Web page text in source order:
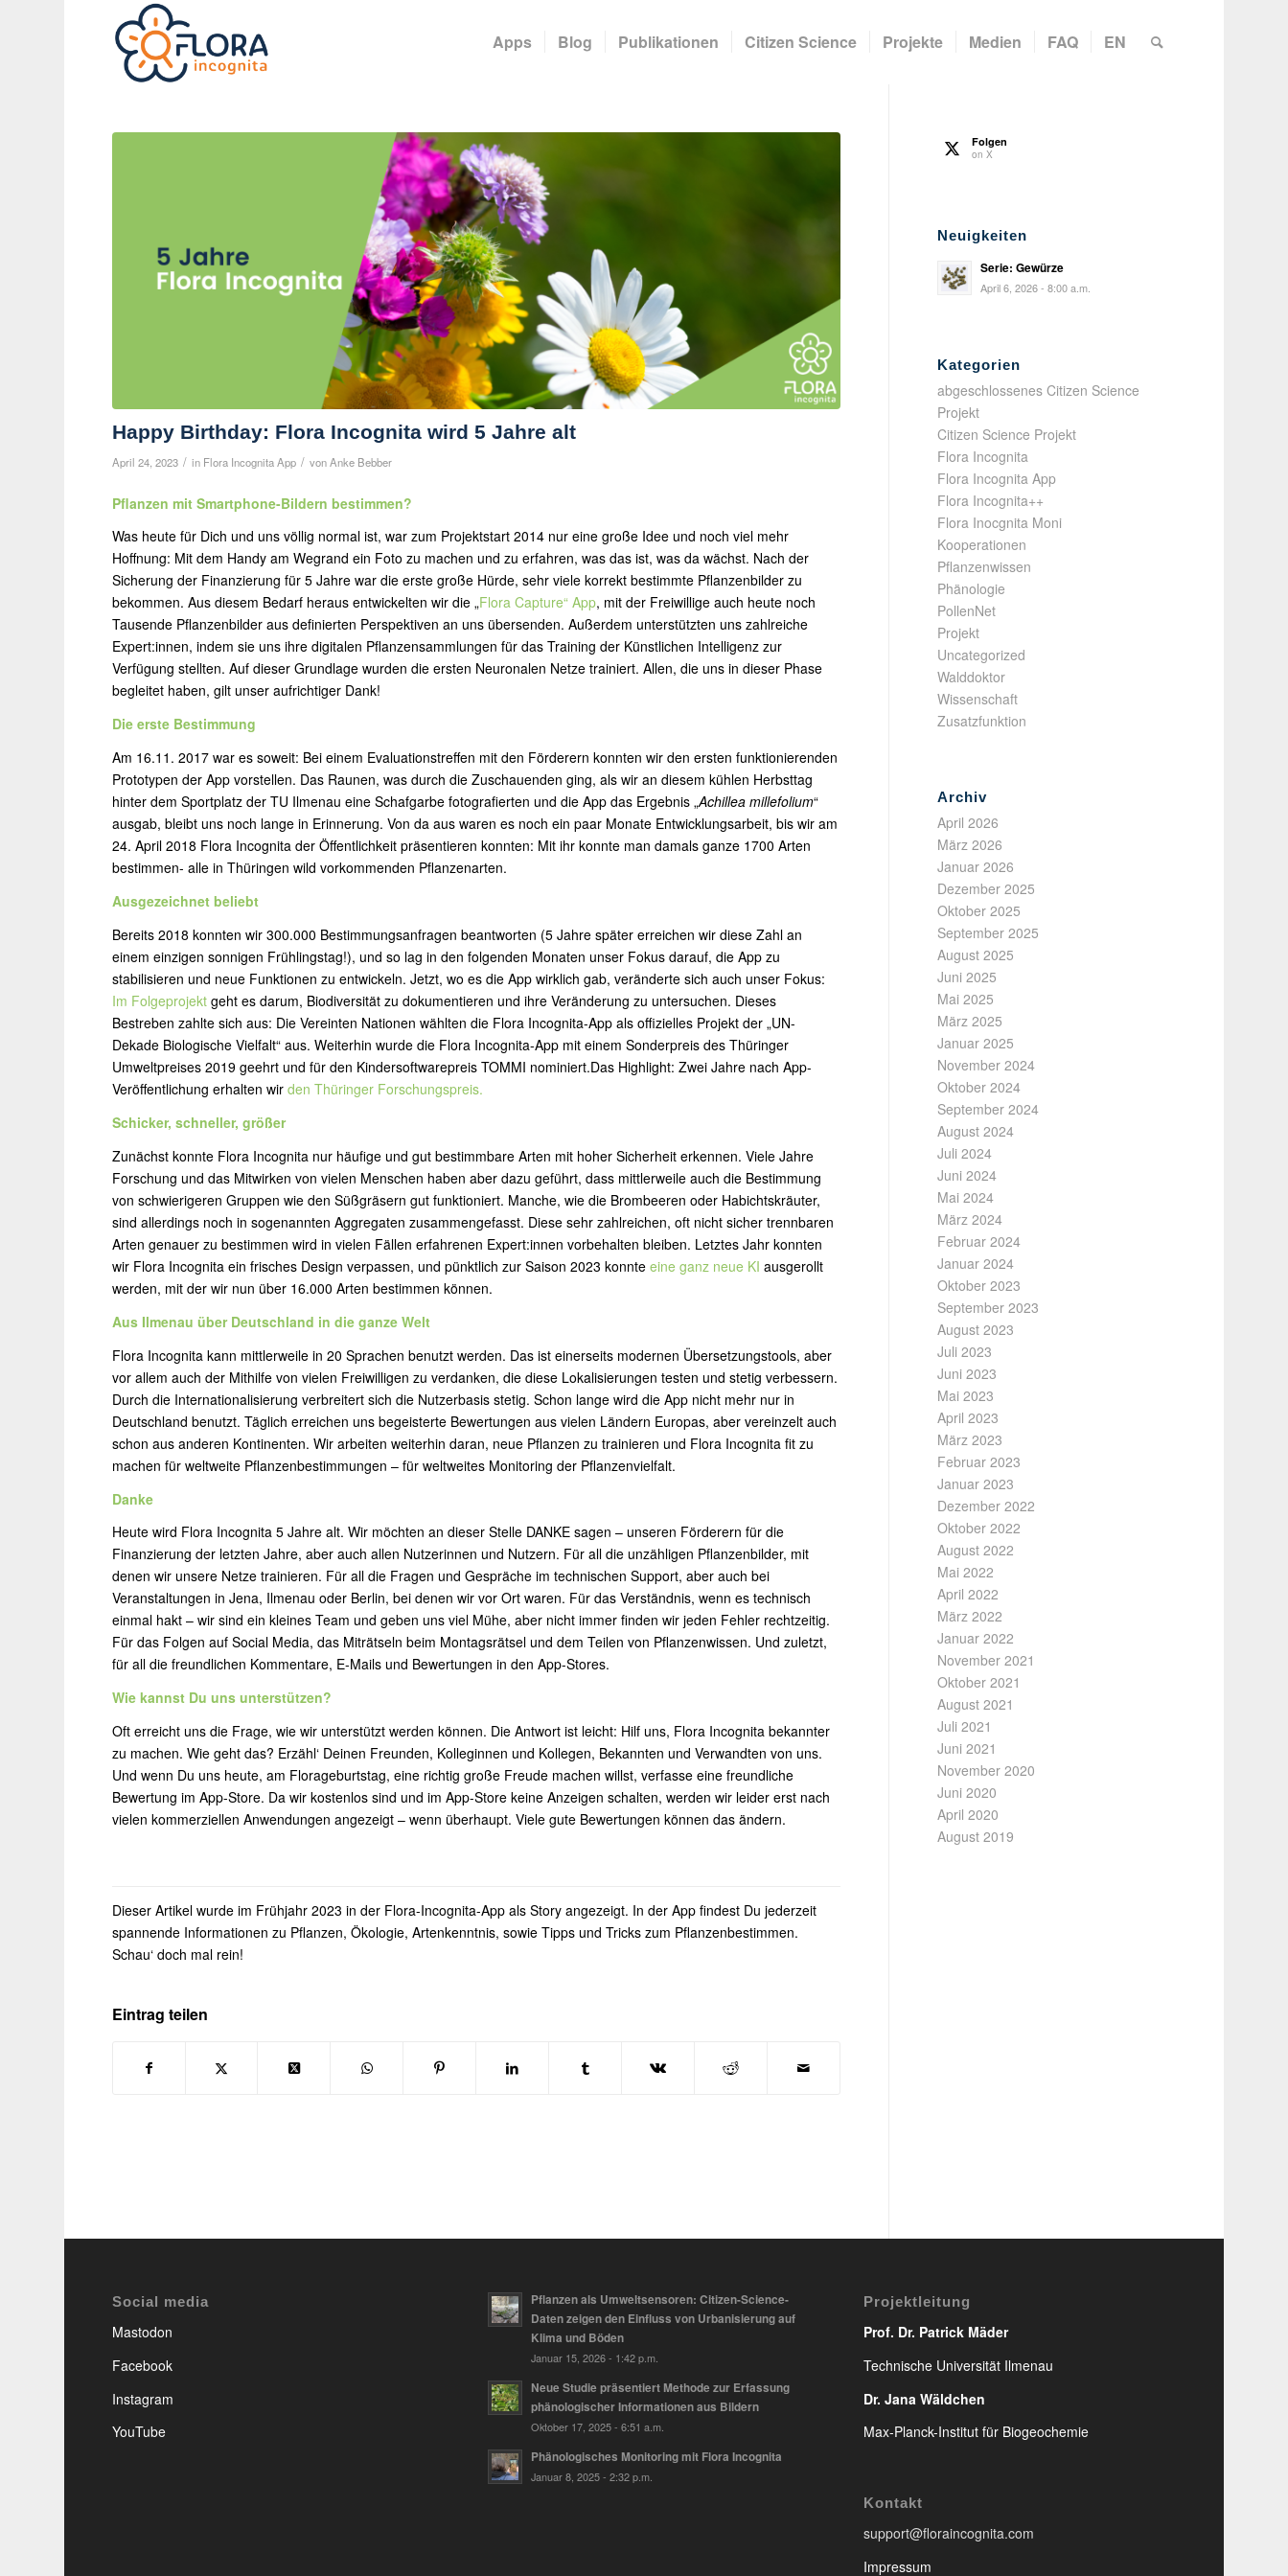
Apps Blog Publikationen Citizen Science Projekte Medien FAQ EN
Happy Birthday: Flora Incognita wird 5 Jahre alt
April 24, 2023 / in Flora Incognita App / vonAnke Bebber
Pflanzen mit Smartphone-Bildern bestimmen?
Was heute für Dich und uns völlig normal ist, war zum Projektstart 2014 nur eine große Idee und noch viel mehr
Hoffnung: Mit dem Handy am Wegrand ein Foto zu machen und zu erfahren, was das ist, was da wächst. Nach der
Sicherung der Finanzierung für 5 Jahre war die erste große Hürde, sehr viele korrekt bestimmte Pflanzenbilder zu
bekommen. Aus diesem Bedarf heraus entwickelten wir die „Flora Capture“ App, mit der Freiwillige auch heute noch
Tausende Pflanzenbilder aus definierten Perspektiven an uns übersenden. Außerdem unterstützten uns zahlreiche
Expert:innen, indem sie uns ihre digitalen Pflanzensammlungen für das Training der Künstlichen Intelligenz zur
Verfügung stellten. Auf dieser Grundlage wurden die ersten Neuronalen Netze trainiert. Allen, die uns in dieser Phase
begleitet haben, gilt unser aufrichtiger Dank!
Die erste Bestimmung
Am 16.11. 2017 war es soweit: Bei einem Evaluationstreffen mit den Förderern konnten wir den ersten funktionierenden
Prototypen der App vorstellen. Das Raunen, was durch die Zuschauenden ging, als wir an diesem kühlen Herbsttag
hinter dem Sportplatz der TU Ilmenau eine Schafgarbe fotografierten und die App das Ergebnis „Achillea millefolium“
ausgab, bleibt uns noch lange in Erinnerung. Von da aus waren es noch ein paar Monate Entwicklungsarbeit, bis wir am
24. April 2018 Flora Incognita der Öffentlichkeit präsentieren konnten: Mit ihr konnte man damals ganze 1700 Arten
bestimmen- alle in Thüringen wild vorkommenden Pflanzenarten.
Ausgezeichnet beliebt
Bereits 2018 konnten wir 300.000 Bestimmungsanfragen beantworten (5 Jahre später erreichen wir diese Zahl an
einem einzigen sonnigen Frühlingstag!), und so lag in den folgenden Monaten unser Fokus darauf, die App zu
stabilisieren und neue Funktionen zu entwickeln. Jetzt, wo es die App wirklich gab, veränderte sich auch unser Fokus:
Im Folgeprojekt geht es darum, Biodiversität zu dokumentieren und ihre Veränderung zu untersuchen. Dieses
Bestreben zahlte sich aus: Die Vereinten Nationen wählten die Flora Incognita-App als offizielles Projekt der „UN-
Dekade Biologische Vielfalt“ aus. Weiterhin wurde die Flora Incognita-App mit einem Sonderpreis des Thüringer
Umweltpreises 2019 geehrt und für den Kindersoftwarepreis TOMMI nominiert.Das Highlight: Zwei Jahre nach App-
Veröffentlichung erhalten wirden Thüringer Forschungspreis.
Schicker, schneller, größer
Zunächst konnte Flora Incognita nur häufige und gut bestimmbare Arten mit hoher Sicherheit erkennen. Viele Jahre
Forschung und das Mitwirken von vielen Menschen haben aber dazu geführt, dass mittlerweile auch die Bestimmung
von schwierigeren Gruppen wie den Süßgräsern gut funktioniert. Manche, wie die Brombeeren oder Habichtskräuter,
sind allerdings noch in sogenannten Aggregaten zusammengefasst. Diese sehr zahlreichen, oft nicht sicher trennbaren
Arten genauer zu bestimmen wird in vielen Fällen erfahrenen Expert:innen vorbehalten bleiben. Letztes Jahr konnten
wir Flora Incognita ein frisches Design verpassen, und pünktlich zur Saison 2023 konnteeine ganz neue KI ausgerollt
werden, mit der wir nun über 16.000 Arten bestimmen können.
Aus Ilmenau über Deutschland in die ganze Welt
Flora Incognita kann mittlerweile in 20 Sprachen benutzt werden. Das ist einerseits modernen Übersetzungstools, aber
vor allem auch der Mithilfe von vielen Freiwilligen zu verdanken, die diese Lokalisierungen testen und stetig verbessern.
Durch die Internationalisierung verbreitert sich die Nutzerbasis stetig. Schon lange wird die App nicht mehr nur in
Deutschland benutzt. Täglich erreichen uns begeisterte Bewertungen aus vielen Ländern Europas, aber vereinzelt auch
schon aus anderen Kontinenten. Wir arbeiten weiterhin daran, neue Pflanzen zu trainieren und Flora Incognita fit zu
machen für weltweite Pflanzenbestimmungen – für weltweites Monitoring der Pflanzenvielfalt.
Danke
Heute wird Flora Incognita 5 Jahre alt. Wir möchten an dieser Stelle DANKE sagen – unseren Förderern für die
Finanzierung der letzten Jahre, aber auch allen Nutzerinnen und Nutzern. Für all die unzähligen Pflanzenbilder, mit
denen wir unsere Netze trainieren. Für all die Fragen und Gespräche im technischen Support, aber auch bei
Veranstaltungen in Jena, Ilmenau oder Berlin, bei denen wir vor Ort waren. Für das Verständnis, wenn es technisch
einmal hakt – wir sind ein kleines Team und geben uns viel Mühe, aber nicht immer finden wir jeden Fehler rechtzeitig.
Für das Folgen auf Social Media, das Miträtseln beim Montagsrätsel und dem Teilen von Pflanzenwissen. Und zuletzt,
für all die freundlichen Kommentare, E-Mails und Bewertungen in den App-Stores.
Wie kannst Du uns unterstützen?
Oft erreicht uns die Frage, wie wir unterstützt werden können. Die Antwort ist leicht: Hilf uns, Flora Incognita bekannter
zu machen. Wie geht das? Erzähl‘ Deinen Freunden, Kolleginnen und Kollegen, Bekannten und Verwandten von uns.
Und wenn Du uns heute, am Florageburtstag, eine richtig große Freude machen willst, verfasse eine freundliche
Bewertung im App-Store. Da wir kostenlos sind und im App-Store keine Anzeigen schalten, werden wir leider erst nach
vielen kommerziellen Anwendungen angezeigt – wenn überhaupt. Viele gute Bewertungen können das ändern.
Dieser Artikel wurde im Frühjahr 2023 in der Flora-Incognita-App als Story angezeigt. In der App findest Du jederzeit
spannende Informationen zu Pflanzen, Ökologie, Artenkenntnis, sowie Tipps und Tricks zum Pflanzenbestimmen.
Schau‘ doch mal rein!
Eintrag teilen
Folgen
on X
Neuigkeiten
Serie: Gewürze
April 6, 2026 - 8:00 a.m.
Kategorien
abgeschlossenes Citizen Science
Projekt
Citizen Science Projekt
Flora Incognita
Flora Incognita App
Flora Incognita++
Flora Inocgnita Moni
Kooperationen
Pflanzenwissen
Phänologie
PollenNet
Projekt
Uncategorized
Walddoktor
Wissenschaft
Zusatzfunktion
Archiv
April 2026
März 2026
Januar 2026
Dezember 2025
Oktober 2025
September 2025
August 2025
Juni 2025
Mai 2025
März 2025
Januar 2025
November 2024
Oktober 2024
September 2024
August 2024
Juli 2024
Juni 2024
Mai 2024
März 2024
Februar 2024
Januar 2024
Oktober 2023
September 2023
August 2023
Juli 2023
Juni 2023
Mai 2023
April 2023
März 2023
Februar 2023
Januar 2023
Dezember 2022
Oktober 2022
August 2022
Mai 2022
April 2022
März 2022
Januar 2022
November 2021
Oktober 2021
August 2021
Juli 2021
Juni 2021
November 2020
Juni 2020
April 2020
August 2019
Social media
Mastodon
Facebook
Instagram
YouTube
Pflanzen als Umweltsensoren: Citizen-Science-
Daten zeigen den Einfluss von Urbanisierung auf
Klima und Böden
Januar 15, 2026 - 1:42 p.m.
Neue Studie präsentiert Methode zur Erfassung
phänologischer Informationen aus Bildern
Oktober 17, 2025 - 6:51 a.m.
Phänologisches Monitoring mit Flora Incognita
Januar 8, 2025 - 2:32 p.m.
Projektleitung
Prof. Dr. Patrick Mäder
Technische Universität Ilmenau
Dr. Jana Wäldchen
Max-Planck-Institut für Biogeochemie
Kontakt
support@floraincognita.com
Impressum